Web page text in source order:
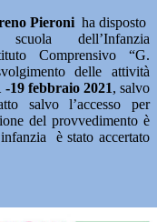
Pieroni ha disposto
dell’Infanzia
Comprensivo “G.
delle attività
-19 febbraio 2021, salvo
salvo l’accesso per
del provvedimento è
è stato accertato